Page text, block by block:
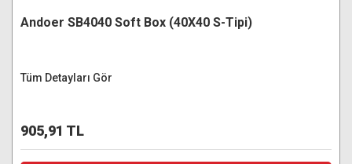
Andoer SB4040 Soft Box (40X40 S-Tipi)
Tüm Detayları Gör
905,91 TL